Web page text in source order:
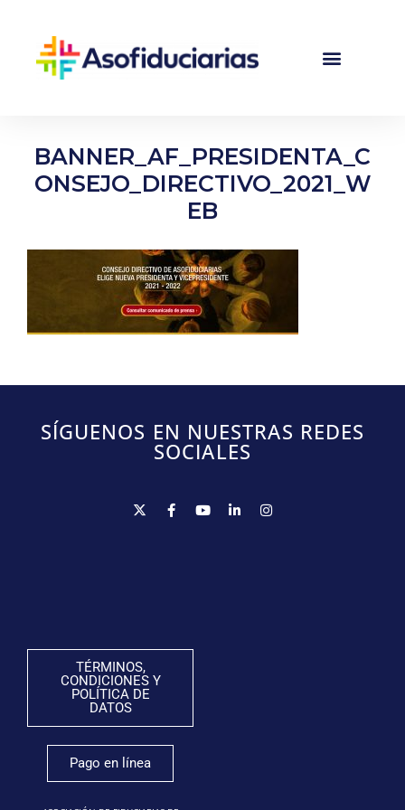
BANNER_AF_PRESIDENTA_C
ONSEJO_DIRECTIVO_2021_W
EB
SÍGUENOS EN NUESTRAS REDES
SOCIALES
TÉRMINOS,
CONDICIONES Y
POLÍTICA DE
DATOS
Pago en línea